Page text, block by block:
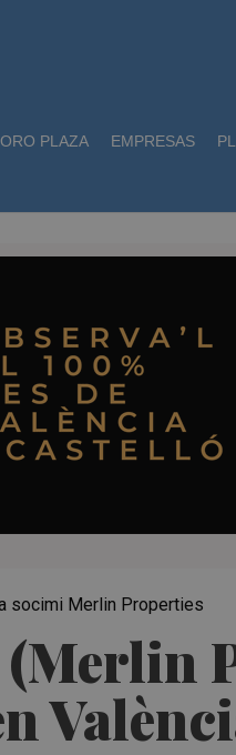
PLAZA EMPRESAS
socimi Merlin Properties